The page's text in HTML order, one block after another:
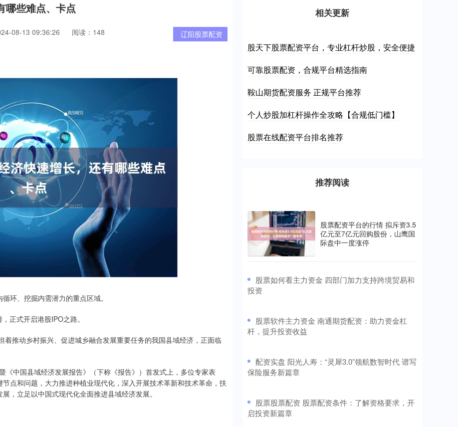
哪些难点、卡点
辽阳股票配资
08-13 09:36:26 阅读：148
、挖掘内需潜力的重点区域。
正式开启港股IPO之路。
推动乡村振兴、促进城乡融合发展重要任务的我国县域经济，正面临
中国县域经济发展报告》（下称《报告》）首发式上，多位专家表
点和问题，大力推进种植业现代化，深入开展技术革新和技术革命，扶
，立足以中国式现代化全面推进县域经济发展。
相关更新
股天下股票配资平台，专业杠杆炒股，安全便捷
可靠股票配资，合规平台精选指南
鞍山期货配资服务 正规平台推荐
个人炒股加杠杆操作全攻略【合规低门槛】
股票在线配资平台排名推荐
推荐阅读
股票配资平台的行情 拟斥资3.5
亿元至7亿元回购股份，山鹰国
际盘中一度涨停
​股票如何看主力资金 四部门加力支持跨境贸易和
投资
​股票软件主力资金 南通期货配资：助力资金杠
杆，提升投资收益
​配资实盘 阳光人寿：“灵犀3.0”领航数智时代 谱写
保险服务新篇章
​股票股票配资 股票配资条件：了解资格要求，开
启投资新篇章